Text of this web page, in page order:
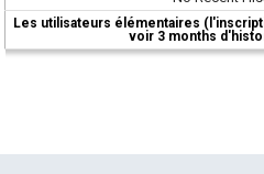
Les utilisateurs élémentaires
voir 3 months